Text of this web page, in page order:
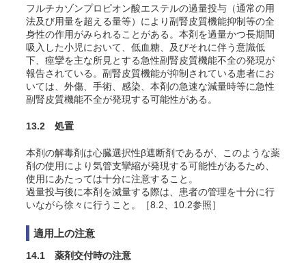
フルチカゾンプロピオン酸エステルの過量投与（通常の用
法及び用量を超える量等）により副腎皮質機能抑制等の全
身性の作用がみられることがある。本剤を過量かつ長期間
吸入した小児において、低血糖、及びそれに伴う意識低
下、痙攣を主な所見とする急性副腎皮質機能不全の発現が
報告されている。副腎皮質機能が抑制されている患者にお
いては、外傷、手術、感染、本剤の急速な減量時等に急性
副腎皮質機能不全が発現する可能性がある。
13.2 処置
本剤の解毒剤は心臓選択性β遮断剤であるが、このような薬
剤の使用により気管支攣縮が発現する可能性があるため、
使用にあたっては十分に注意すること。
過量投与後に本剤を減量する際は、患者の管理を十分に行
いながら徐々に行うこと。［8.2、10.2参照］
適用上の注意
14.1 薬剤交付時の注意